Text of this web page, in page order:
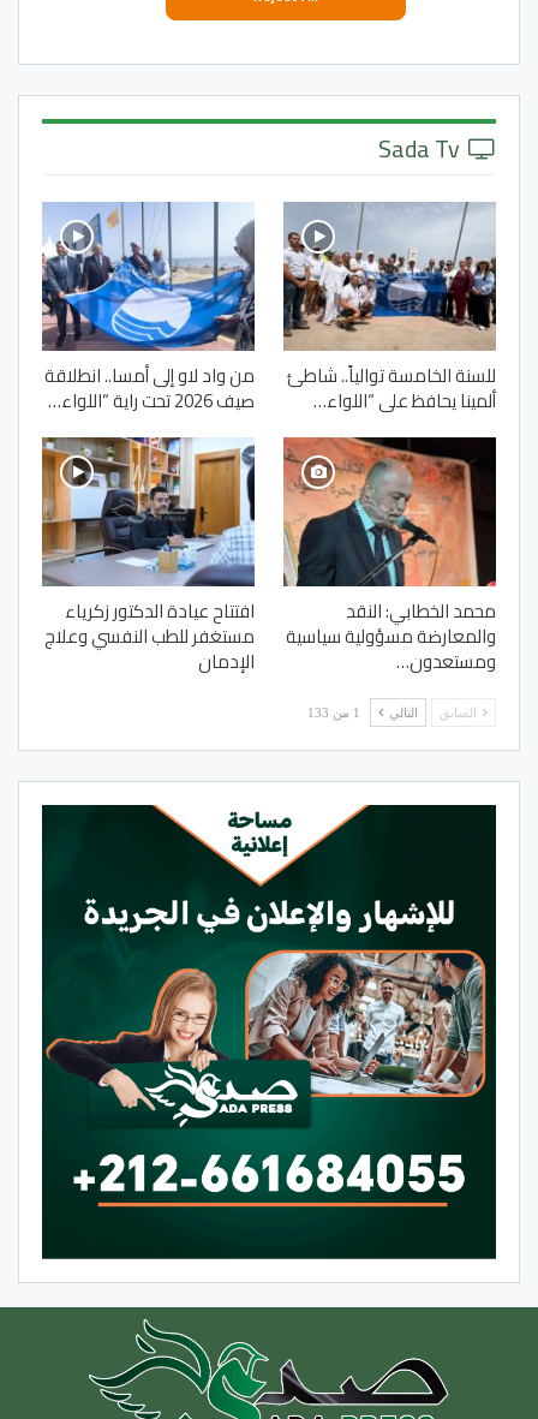
للسنة الخامسة توالياً.. شاطئ
ألمينا يحافظ على “اللواء…
من واد لاو إلى أمسا.. انطلاقة
صيف 2026 تحت راية “اللواء…
محمد الخطابي: النقد
والمعارضة مسؤولية سياسية
ومستعدون…
افتتاح عيادة الدكتور زكرياء
مستغفر للطب النفسي وعلاج
الإدمان
السابق التالي 1 من 133